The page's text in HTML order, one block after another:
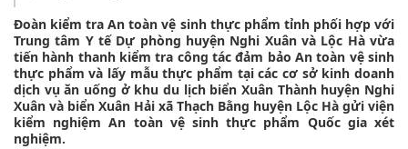
Đoàn kiểm tra An toàn vệ sinh thực phẩm tỉnh phối hợp với
Trung tâm Y tế Dự phòng huyện Nghi Xuân và Lộc Hà vừa
tiến hành thanh kiểm tra công tác đảm bảo An toàn vệ sinh
thực phẩm và lấy mẫu thực phẩm tại các cơ sở kinh doanh
dịch vụ ăn uống ở khu du lịch biển Xuân Thành huyện Nghi
Xuân và biển Xuân Hải xã Thạch Bằng huyện Lộc Hà gửi viện
kiểm nghiệm An toàn vệ sinh thực phẩm Quốc gia xét
nghiệm.